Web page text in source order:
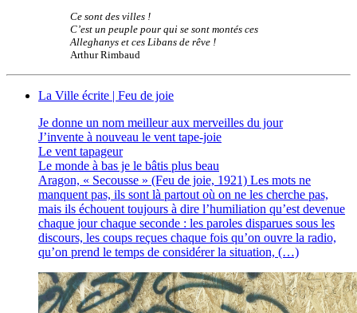
Ce sont des villes !
C’est un peuple pour qui se sont montés ces
Alleghanys et ces Libans de rêve !
Arthur Rimbaud
La Ville écrite | Feu de joie
Je donne un nom meilleur aux merveilles du jour
J’invente à nouveau le vent tape-joie
Le vent tapageur
Le monde à bas je le bâtis plus beau
Aragon, « Secousse » (Feu de joie, 1921) Les mots ne
manquent pas, ils sont là partout où on ne les cherche pas,
mais ils échouent toujours à dire l’humiliation qu’est devenue
chaque jour chaque seconde : les paroles disparues sous les
discours, les coups reçues chaque fois qu’on ouvre la radio,
qu’on prend le temps de considérer la situation, (…)